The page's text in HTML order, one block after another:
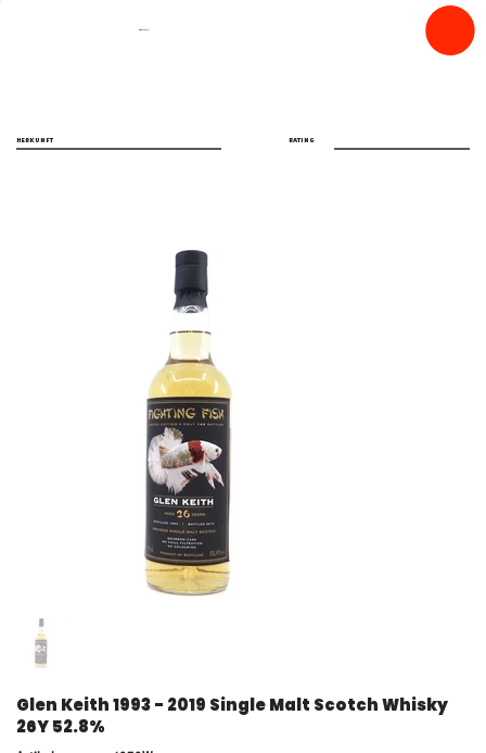
spiritfly
Glen Keith 1993 - 2019 Single Malt Scotch Whisky
26Y 52.8%
RATING
HERKUNFT